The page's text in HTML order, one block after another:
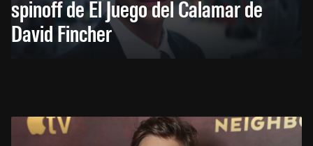
spinoff de El Juego del Calamar de
David Fincher